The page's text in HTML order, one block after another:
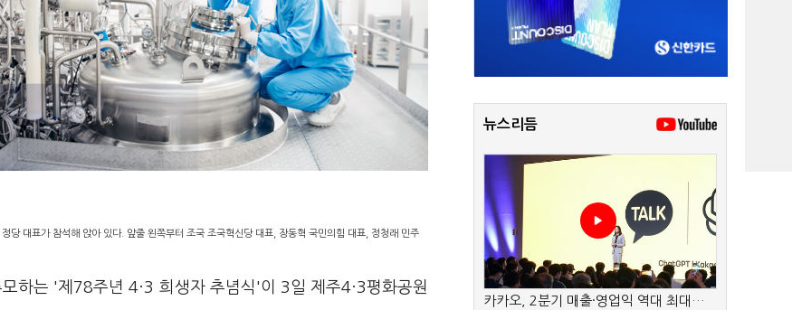
대표가 참석해 앉아 있다. 앞줄 왼쪽부터 조국 조국혁신당 대표, 장동혁 국민의힘 대표, 정청래 민주
하는 '제78주년 4·3 희생자 추념식'이 3일 제주4·3평화공원
뉴스리듬
카카오, 2분기 매출·영업익 역대 최대…